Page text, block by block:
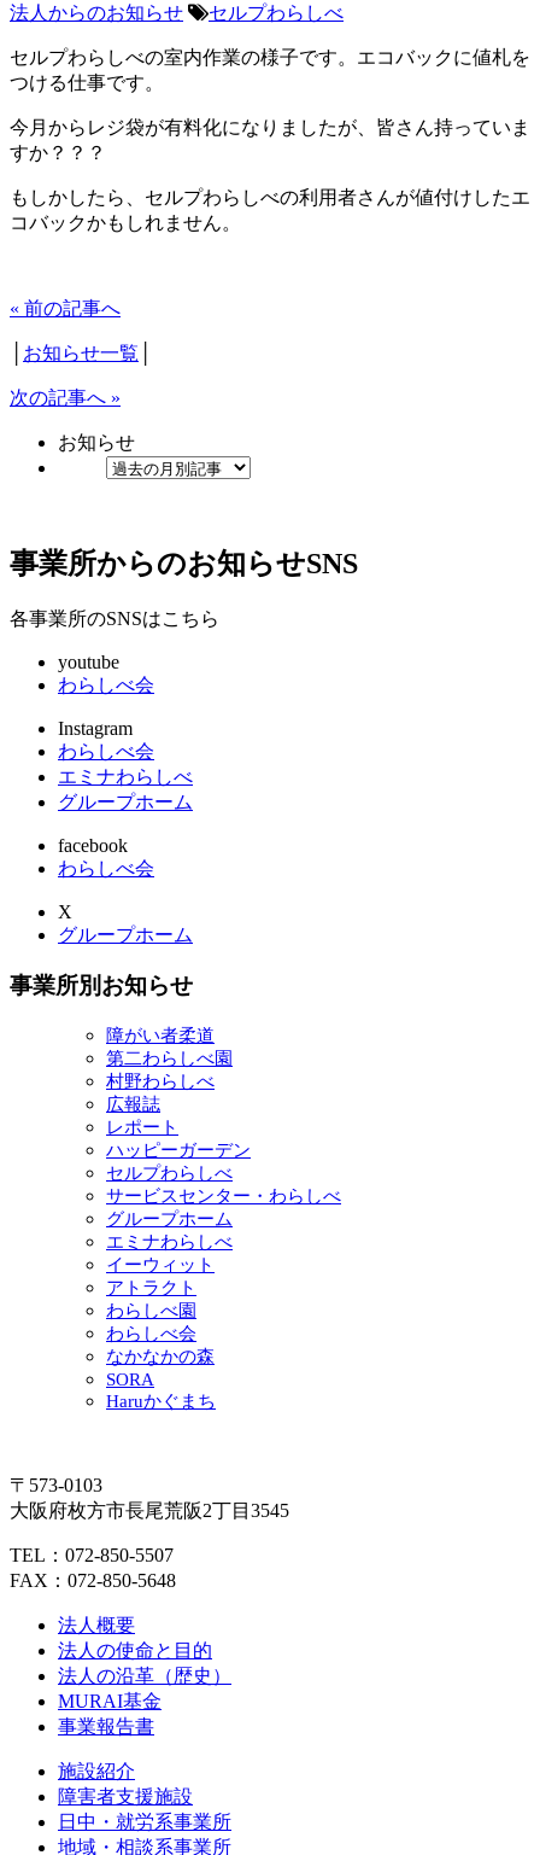
法人からのお知らせ セルプわらしべ
セルプわらしべの室内作業の様子です。エコバックに値札を
つける仕事です。
今月からレジ袋が有料化になりましたが、皆さん持っていま
すか？？？
もしかしたら、セルプわらしべの利用者さんが値付けしたエ
コバックかもしれません。
« 前の記事へ
お知らせ一覧
次の記事へ »
お知らせ
事業所からのお知らせSNS
各事業所のSNSはこちら
youtube
わらしべ会
Instagram
わらしべ会
エミナわらしべ
グループホーム
facebook
わらしべ会
X
グループホーム
事業所別お知らせ
障がい者柔道
第二わらしべ園
村野わらしべ
広報誌
レポート
ハッピーガーデン
セルプわらしべ
サービスセンター・わらしべ
グループホーム
エミナわらしべ
イーウィット
アトラクト
わらしべ園
わらしべ会
なかなかの森
SORA
Haruかぐまち
〒573-0103
大阪府枚方市長尾荒阪2丁目3545
TEL：072-850-5507
FAX：072-850-5648
法人概要
法人の使命と目的
法人の沿革（歴史）
MURAI基金
事業報告書
施設紹介
障害者支援施設
日中・就労系事業所
地域・相談系事業所